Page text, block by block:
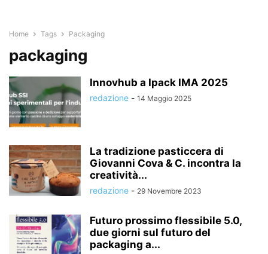
Home Tags Packaging
packaging
Innovhub a Ipack IMA 2025
redazione - 14 Maggio 2025
La tradizione pasticcera di
Giovanni Cova & C. incontra la
creatività...
redazione - 29 Novembre 2023
Futuro prossimo flessibile 5.0,
due giorni sul futuro del
packaging a...